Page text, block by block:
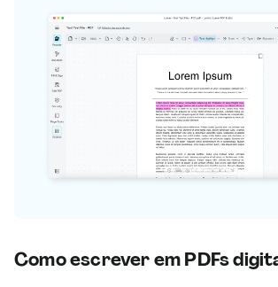
Como escrever em PDFs